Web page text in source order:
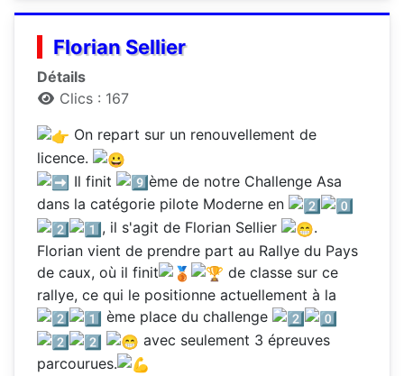
Florian Sellier
Détails
Clics : 167
On repart sur un renouvellement de
licence.
Il finit
ème de notre Challenge Asa
dans la catégorie pilote Moderne en
, il s'agit de Florian Sellier
.
Florian vient de prendre part au Rallye du Pays
de caux, où il finit
de classe sur ce
rallye, ce qui le positionne actuellement à la
ème place du challenge
avec seulement 3 épreuves
parcourues.